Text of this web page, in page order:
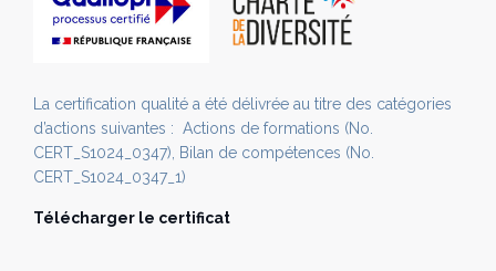
La certification qualité a été délivrée au titre des catégories
d’actions suivantes : Actions de formations (No.
CERT_S1024_0347), Bilan de compétences (No.
CERT_S1024_0347_1)
Télécharger le certificat